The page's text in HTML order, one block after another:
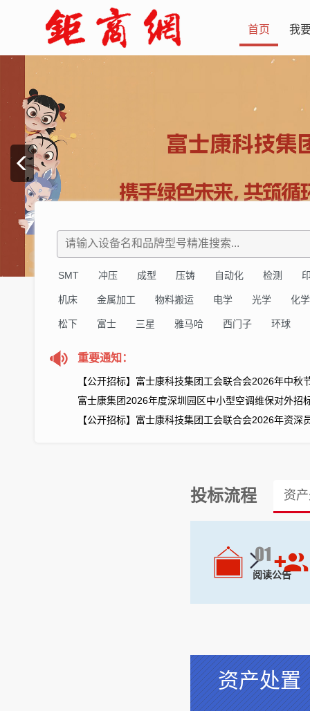
首页 我
SMT 冲压 成型 压铸 自动化 检测
机床 金属加工 物料搬运 电学 光学 化
松下 富士 三星 雅马哈 西门子 环球
重要通知：
富士康集团2026年度深圳园区中小型空调维保对外招
鹤壁厂区2025年公寓物业服务商招標公告
【公开招商】富士康观澜园区商业区现有4家商铺公开
投标流程 资
阅读公告
资产处置